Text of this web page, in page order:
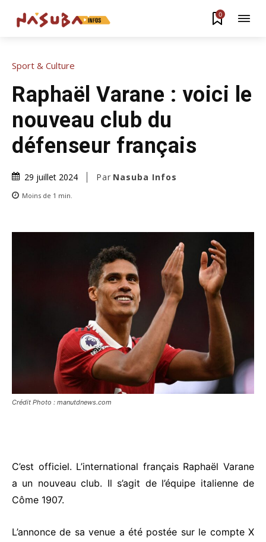
0
Sport & Culture
Raphaël Varane : voici le
nouveau club du
défenseur français
29 juillet 2024 Par Nasuba Infos
Moins de 1 min.
Crédit Photo : manutdnews.com
C’est officiel. L’international français Raphaël Varane
a un nouveau club. Il s’agit de l’équipe italienne de
Côme 1907.
L’annonce de sa venue a été postée sur le compte X